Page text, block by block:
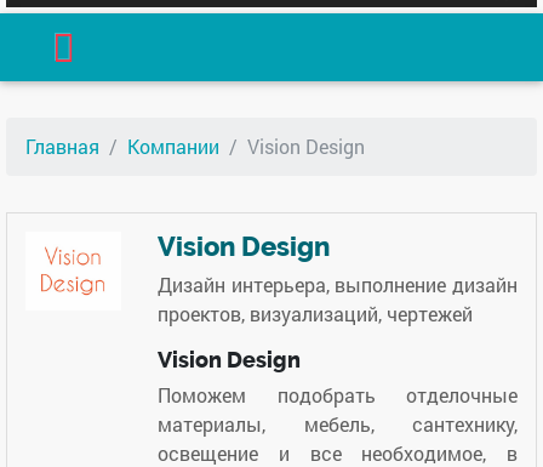
Главная Компании Vision Design
Vision Design
Дизайн интерьера, выполнение дизайн
проектов, визуализаций, чертежей
Vision Design
Поможем подобрать отделочные
материалы, мебель, сантехнику,
освещение и все необходимое, в